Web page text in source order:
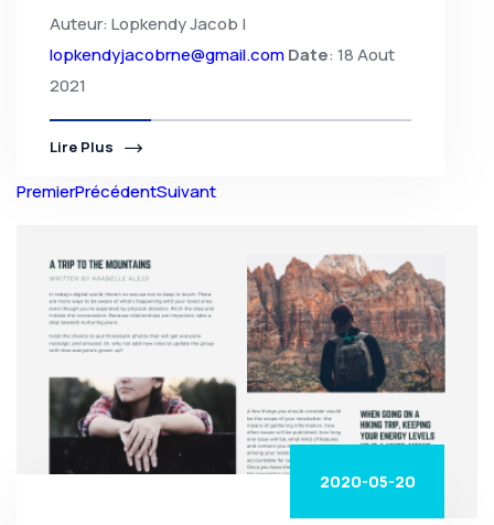
Auteur: Lopkendy Jacob |
lopkendyjacobrne@gmail.comDate: 18 Aout
2021
Lire Plus
PremierPrécédentSuivant
2020-05-20